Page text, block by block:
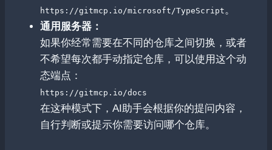
https://gitmcp.io/microsoft/TypeScript。
通用服务器：
如果你经常需要在不同的仓库之间切换，或者
不希望每次都手动指定仓库，可以使用这个动
态端点：
https://gitmcp.io/docs
在这种模式下，AI助手会根据你的提问内容，
自行判断或提示你需要访问哪个仓库。